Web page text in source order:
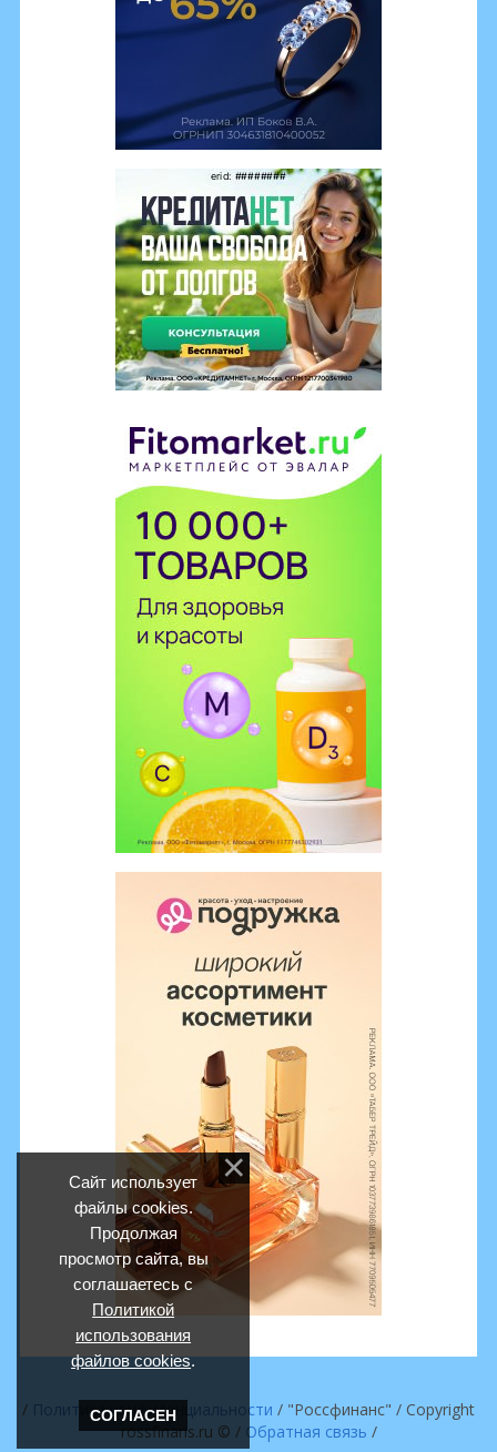
/ Политика конфиденциальности / "Россфинанс" / Copyright
rossfinans.ru © / Обратная связь /
Сайт использует
файлы cookies.
Продолжая
просмотр сайта, вы
соглашаетесь с
Политикой
использования
файлов cookies.
СОГЛАСЕН